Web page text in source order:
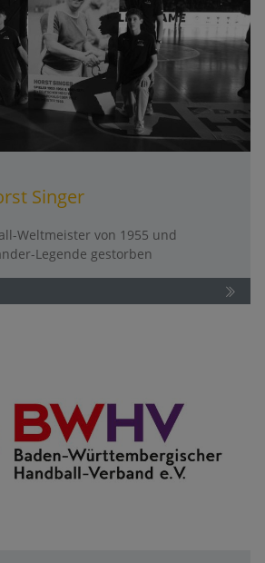
Singer
Weltmeister von 1955 und
Legende gestorben